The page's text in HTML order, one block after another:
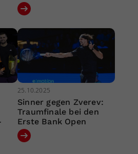
25.10.2025
Sinner gegen Zverev:
Traumfinale bei den
Erste Bank Open